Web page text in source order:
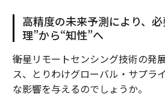
高精度の未来予測により、
理”から“知性”へ
――衛星リモートセンシング技術の発
ス、とりわけグローバル・サプラ
な影響を与えるのでしょうか。